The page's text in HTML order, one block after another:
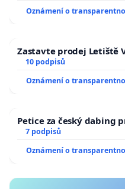
Oznámení o
Zastavte prodej Letiště
10 podpisů
Oznámení o
Petice za český dabing
7 podpisů
Oznámení o